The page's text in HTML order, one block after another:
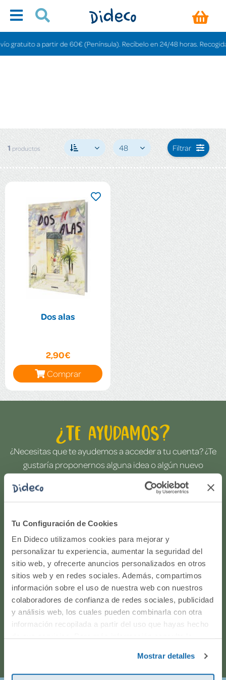
Tu Configuración de Cookies
En Dideco utilizamos cookies para mejorar y
personalizar tu experiencia, aumentar la seguridad del
sitio web, y ofrecerte anuncios personalizados en otros
sitios web y en redes sociales. Además, compartimos
información sobre el uso de nuestra web con nuestros
colaboradores de confianza de redes sociales, publicidad
y análisis web, los cuales pueden combinarla con otra
información recopilada a partir del uso que hayas hecho
Mostrar detalles
gratuito a partir de 60€ (Península). Recíbelo en 24/48 horas. Recogida
1 productos 48 Filtrar
Dos alas
2,90€
Comprar
¿Te ayudamos?
¿Necesitas que te ayudemos a acceder a tu cuenta? ¿Te
gustaría proponernos alguna idea o algún nuevo
producto? ¿Has realizado un pedido y quieres saber si
todo va viento en popa? Ponte en contacto con
nosotros.
916597360
Correo electrónico
Horario de atención telefónica: de Lunes a Viernes, de
9:00h a 17:00h.